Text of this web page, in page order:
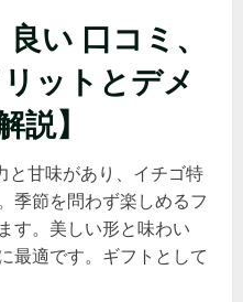
い 口コミ、
ットとデメ
説】
と甘味があり、イチゴ特
季節を問わず楽しめるフ
す。美しい形と味わい
最適です。ギフトとして